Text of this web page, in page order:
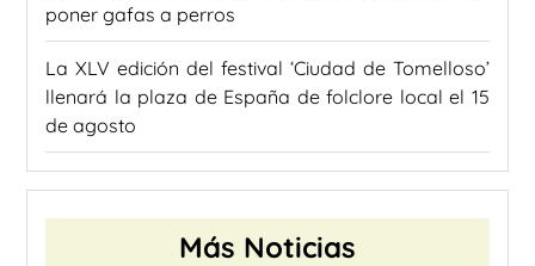
poner gafas a perros
La XLV edición del festival ‘Ciudad de Tomelloso’
llenará la plaza de España de folclore local el 15
de agosto
Más Noticias